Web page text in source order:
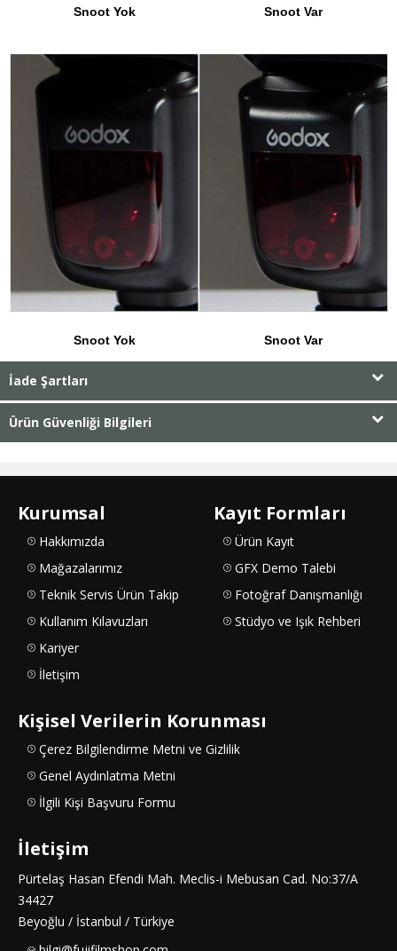
Snoot Yok Snoot Var
Snoot Yok Snoot Var
İade Şartları
Ürün Güvenliği Bilgileri
Kurumsal
Hakkımızda
Mağazalarımız
Teknik Servis Ürün Takip
Kullanım Kılavuzları
Kariyer
İletişim
Kayıt Formları
Ürün Kayıt
GFX Demo Talebi
Fotoğraf Danışmanlığı
Stüdyo ve Işık Rehberi
Kişisel Verilerin Korunması
Çerez Bilgilendirme Metni ve Gizlilik
Genel Aydınlatma Metni
İlgili Kişi Başvuru Formu
İletişim
Pürtelaş Hasan Efendi Mah. Meclis-i Mebusan Cad. No:37/A
34427
Beyoğlu / İstanbul / Türkiye